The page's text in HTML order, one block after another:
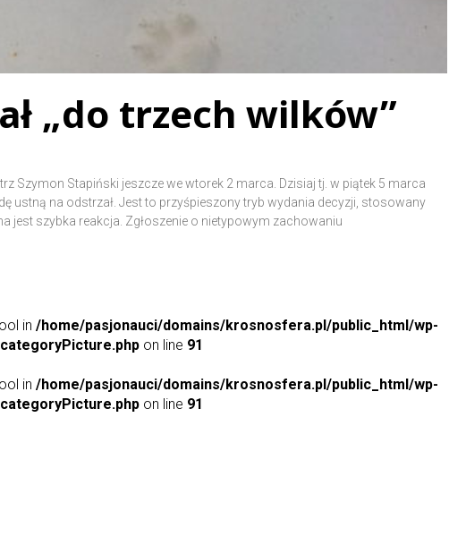
„do trzech wilków”
Szymon Stapiński jeszcze we wtorek 2 marca. Dzisiaj tj. w piątek 5 marca
ustną na odstrzał. Jest to przyśpieszony tryb wydania decyzji, stosowany
jest szybka reakcja. Zgłoszenie o nietypowym zachowaniu
in /home/pasjonauci/domains/krosnosfera.pl/public_html/wp-
on line 91
in /home/pasjonauci/domains/krosnosfera.pl/public_html/wp-
on line 91